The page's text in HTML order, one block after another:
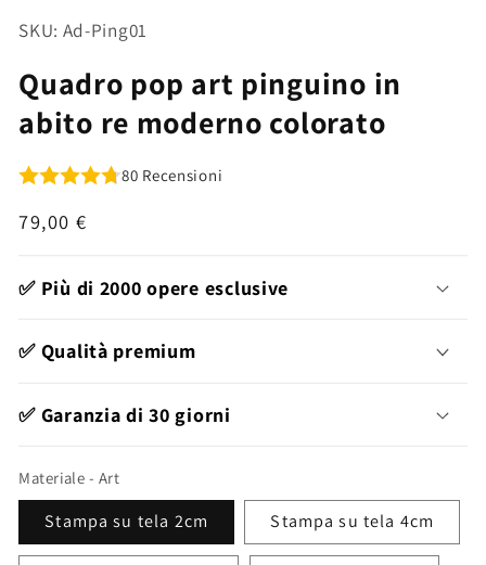
modale
SKU: Ad-Ping01
Quadro pop art pinguino in
abito re moderno colorato
80 Recensioni
Prezzo
listino
79,00 €
✅ Più di 2000 opere esclusive
✅ Qualità premium
✅ Garanzia di 30 giorni
Materiale - Art
Stampa su tela 2cm Stampa su tela 4cm